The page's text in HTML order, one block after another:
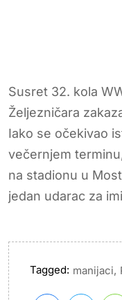
Susret 32. kola
Željezničara
Iako se očekivao
večernjem
na stadionu u
jedan udarac za
Tagged: manijaci,